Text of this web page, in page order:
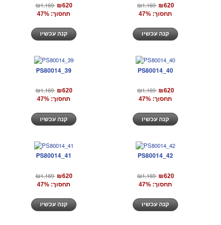
₪1,169 ₪620
תחסוך: 47%
₪1,169 ₪620
תחסוך: 47%
PS80014_39
₪1,169 ₪620
תחסוך: 47%
PS80014_40
₪1,169 ₪620
תחסוך: 47%
PS80014_41
₪1,169 ₪620
תחסוך: 47%
PS80014_42
₪1,169 ₪620
תחסוך: 47%